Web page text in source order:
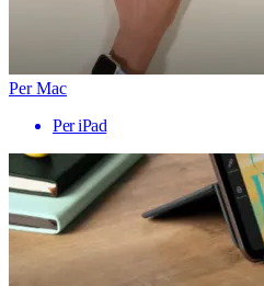
Per Mac
Per iPad